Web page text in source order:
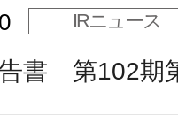
IRニュース
書 第102期